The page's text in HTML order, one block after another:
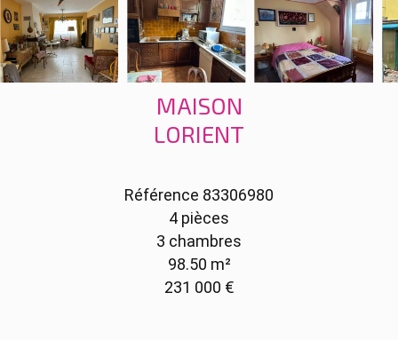
MAISON
LORIENT
Référence 83306980
4 pièces
3 chambres
98.50 m²
231 000 €